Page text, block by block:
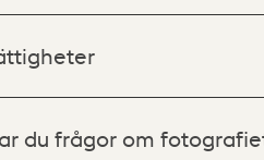
du frågor om